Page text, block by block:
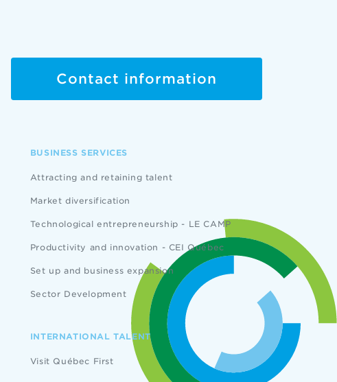
Contact information
BUSINESS SERVICES
Attracting and retaining talent
Market diversification
Technological entrepreneurship - LE CAMP
Productivity and innovation - CEI Québec
Set up and business expansion
Sector Development
INTERNATIONAL TALENT
Visit Québec First